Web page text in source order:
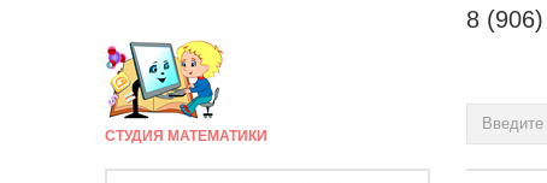
СТУДИЯ МАТЕМАТИКИ
8